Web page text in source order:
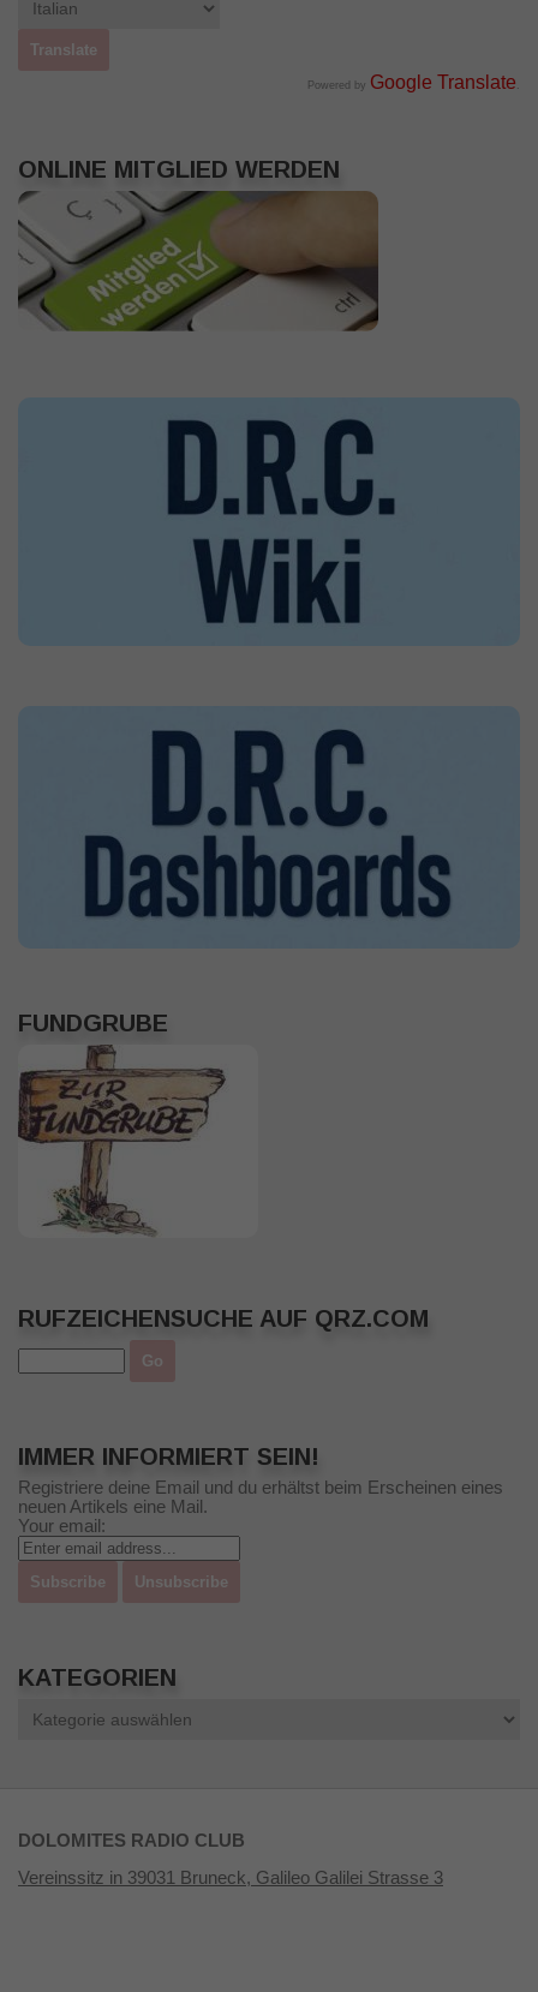
Powered by Google Translate .
ONLINE MITGLIED WERDEN
FUNDGRUBE
RUFZEICHENSUCHE AUF QRZ.COM
IMMER INFORMIERT SEIN!
Registriere deine Email und du erhältst beim Erscheinen eines
neuen Artikels eine Mail.
Your email:
KATEGORIEN
DOLOMITES RADIO CLUB
Vereinssitz in 39031 Bruneck, Galileo Galilei Strasse 3